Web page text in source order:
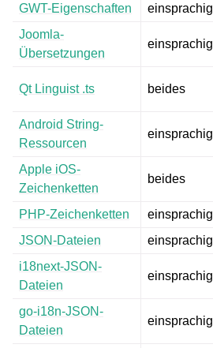
GWT-Eigenschaften
einsprachig
Joomla-
Übersetzungen
einsprachig
Qt Linguist .ts beides
Android String-
Ressourcen
einsprachig
Apple iOS-
Zeichenketten
beides
PHP-Zeichenketten einsprachig
JSON-Dateien
einsprachig
i18next-JSON-
Dateien
einsprachig
go-i18n-JSON-
Dateien
einsprachig